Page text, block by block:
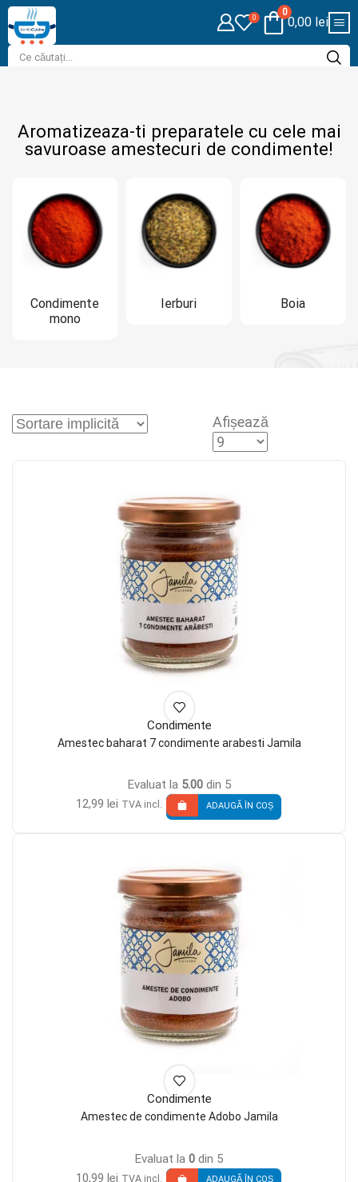
0
0
0,00 lei
Aromatizeaza-ti preparatele cu cele mai
savuroase amestecuri de condimente!
Ierburi
Afișează
Condimente
Amestec baharat 7 condimente arabesti Jamila
Evaluat la 5.00din 5
12,99 lei TVA incl. ADAUGĂ ÎN COȘ
Condimente
Amestec de condimente Adobo Jamila
Evaluat la 0 din 5
10,99 lei TVA incl. ADAUGĂ ÎN COȘ